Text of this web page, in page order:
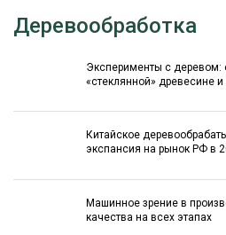
Деревообработка
Эксперименты с деревом:
«стеклянной» древесине
Китайское
экспансия на рынок РФ в
Машинное зрение в
качества на всех этапах